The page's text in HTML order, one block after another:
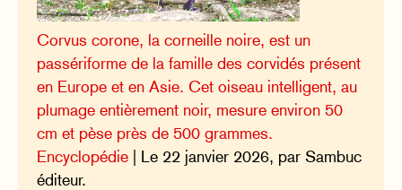
Corvus corone, la corneille noire, est un
passériforme de la famille des corvidés présent
en Europe et en Asie. Cet oiseau intelligent, au
plumage entièrement noir, mesure environ 50
cm et pèse près de 500 grammes.
Encyclopédie | Le 22 janvier 2026, par Sambuc
éditeur.